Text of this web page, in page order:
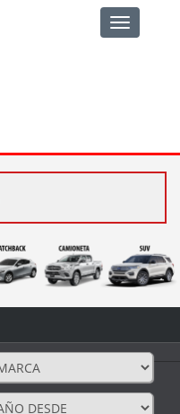
Toggle
navigation